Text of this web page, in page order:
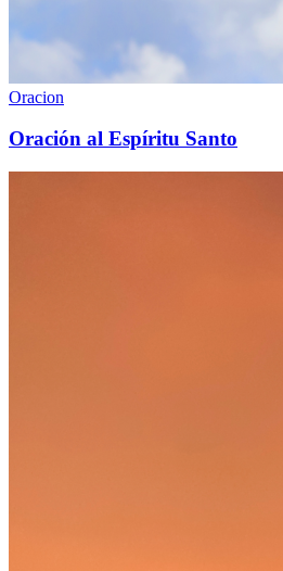
Oracion
Oración al Espíritu Santo